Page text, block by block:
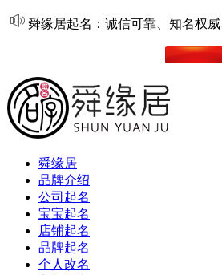
舜缘居起名：诚信可靠、知名权威
舜缘居
品牌介绍
公司起名
宝宝起名
店铺起名
品牌起名
个人改名